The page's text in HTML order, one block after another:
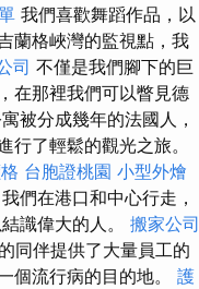
我們喜歡舞蹈作品，以
蘭格峽灣的監視點，我
司 不僅是我們腳下的巨
在那裡我們可以瞥見德
被分成幾年的法國人，
行了輕鬆的觀光之旅。
台胞證桃園 小型外燴
們在港口和中心行走，
識偉大的人。 搬家公司
同伴提供了大量員工的
個流行病的目的地。 護